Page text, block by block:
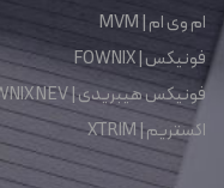
ام وی ام | MVM
فونیکس | FOWNIX
فونیکس هیبریدی | FOWNIX NEV
اکستریم | XTRIM